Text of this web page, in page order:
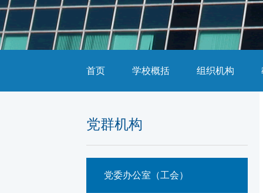
首页 学校概括 组织机构
党群机构
党委办公室（工会）